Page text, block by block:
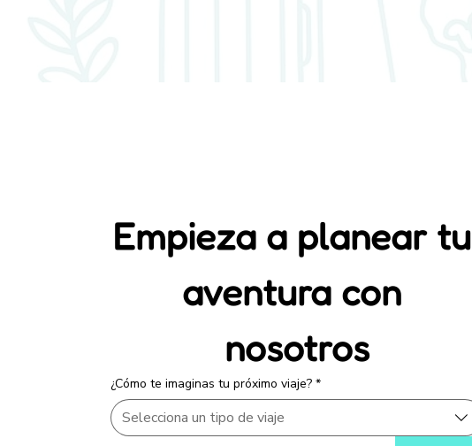
Empieza a planear tu
aventura con
nosotros
¿Cómo te imaginas tu próximo viaje? *
Selecciona un tipo de viaje